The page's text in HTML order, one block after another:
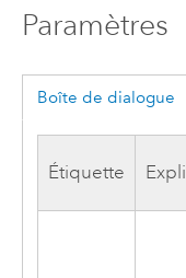
Paramètres
Boîte de dialogue
Étiquette